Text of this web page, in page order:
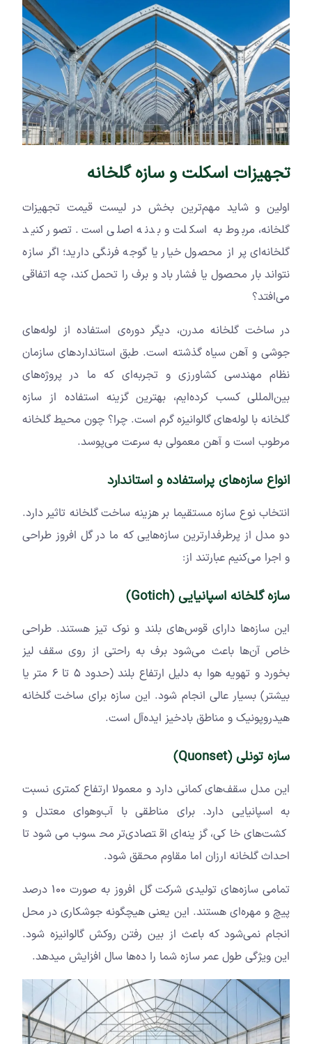
تجهیزات اسکلت و سازه گلخانه
اولین و شاید مهم‌ترین بخش در لیست قیمت تجهیزات
گلخانه، مربوط به اسکلت و بدنه اصلی است. تصور کنید
گلخانه‌ای پر از محصول خیار یا گوجه فرنگی دارید؛ اگر سازه
نتواند بار محصول یا فشار باد و برف را تحمل کند، چه اتفاقی
می‌افتد؟
در ساخت گلخانه مدرن، دیگر دوره‌ی استفاده از لوله‌های
جوشی و آهن سیاه گذشته است. طبق استانداردهای سازمان
نظام مهندسی کشاورزی و تجربه‌ای که ما در پروژه‌های
بین‌المللی کسب کرده‌ایم، بهترین گزینه استفاده از سازه
گلخانه با لوله‌های گالوانیزه گرم است. چرا؟ چون محیط گلخانه
مرطوب است و آهن معمولی به سرعت می‌پوسد.
انواع سازه‌های پراستفاده و استاندارد
انتخاب نوع سازه مستقیما بر هزینه ساخت گلخانه تاثیر دارد.
دو مدل از پرطرفدارترین سازه‌هایی که ما در گل افروز طراحی
و اجرا می‌کنیم عبارتند از:
سازه گلخانه اسپانیایی (Gotich
)
این سازه‌ها دارای قوس‌های بلند و نوک تیز هستند. طراحی
خاص آن‌ها باعث می‌شود برف به راحتی از روی سقف لیز
بخورد و تهویه هوا به دلیل ارتفاع بلند (حدود ۵ تا ۶ متر یا
بیشتر) بسیار عالی انجام شود. این سازه برای ساخت گلخانه
هیدروپونیک و مناطق بادخیز ایده‌آل است.
سازه تونلی (Quonset
)
این مدل سقف‌های کمانی دارد و معمولا ارتفاع کمتری نسبت
به اسپانیایی دارد. برای مناطقی با آب‌وهوای معتدل و
کشت‌های خاکی، گزینه‌ای اقتصادی‌تر محسوب می‌شود تا
احداث گلخانه ارزان اما مقاوم محقق شود.
تمامی سازه‌های تولیدی شرکت گل افروز به صورت 100 درصد
پیچ و مهره‌ای هستند. این یعنی هیچگونه جوشکاری در محل
انجام نمی‌شود که باعث از بین رفتن روکش گالوانیزه شود.
این ویژگی طول عمر سازه شما را ده‌ها سال افزایش میدهد.